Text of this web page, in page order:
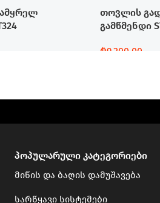
თოვლის
გამწმენდი
₾9,200.00
პოპულარული კატეგორიები
მიწის და ბაღის დამუშავება
სარწყავი სისტემები